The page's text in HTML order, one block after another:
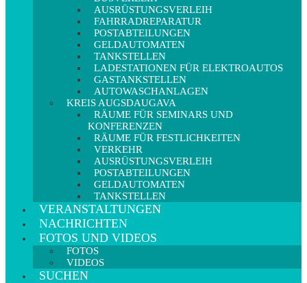
AUSRÜSTUNGSVERLEIH
FAHRRADREPARATUR
POSTABTEILUNGEN
GELDAUTOMATEN
TANKSTELLEN
LADESTATIONEN FÜR ELEKTROAUTOS
GASTANKSTELLEN
AUTOWASCHANLAGEN
KREIS AUGSDAUGAVA
RÄUME FÜR SEMINARS UND
KONFERENZEN
RÄUME FÜR FESTLICHKEITEN
VERKEHR
AUSRÜSTUNGSVERLEIH
POSTABTEILUNGEN
GELDAUTOMATEN
TANKSTELLEN
VERANSTALTUNGEN
NACHRICHTEN
FOTOS UND VIDEOS
FOTOS
VIDEOS
SUCHEN